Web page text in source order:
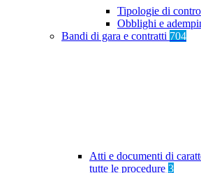
Tipologie di
Obblighi e
Bandi di gara e contratti 704
Atti e documenti di
tutte le procedure 3